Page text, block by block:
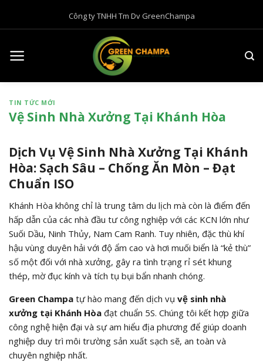
Công ty TNHH Tm Dv GreenChampa
TIN TỨC MỚI
Vệ Sinh Nhà Xưởng Tại Khánh Hòa
Dịch Vụ Vệ Sinh Nhà Xưởng Tại Khánh
Hòa: Sạch Sâu – Chống Ăn Mòn – Đạt
Chuẩn ISO
Khánh Hòa không chỉ là trung tâm du lịch mà còn là điểm đến
hấp dẫn của các nhà đầu tư công nghiệp với các KCN lớn như
Suối Dầu, Ninh Thủy, Nam Cam Ranh. Tuy nhiên, đặc thù khí
hậu vùng duyên hải với độ ẩm cao và hơi muối biển là “kẻ thù”
số một đối với nhà xưởng, gây ra tình trạng rỉ sét khung
thép, mờ đục kính và tích tụ bụi bẩn nhanh chóng.
Green Champa tự hào mang đến dịch vụ vệ sinh nhà
xưởng tại Khánh Hòa đạt chuẩn 5S. Chúng tôi kết hợp giữa
công nghệ hiện đại và sự am hiểu địa phương để giúp doanh
nghiệp duy trì môi trường sản xuất sạch sẽ, an toàn và
chuyên nghiệp nhất.